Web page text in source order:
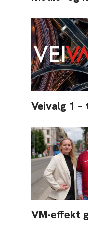
Veivalg 1
VM-effekt